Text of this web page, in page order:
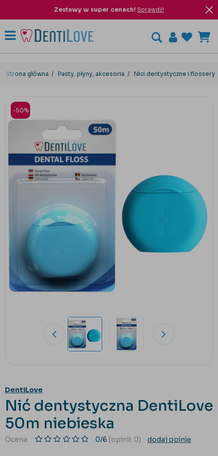
Zestawy w super cenach! Sprawdź!
Strona główna Pasty, płyny, akcesoria Nici dentystyczne i flossery
-50%
DentiLove
Nić dentystyczna DentiLove
50m niebieska
Ocena: 0/6 (opinii: 0) dodaj opinię